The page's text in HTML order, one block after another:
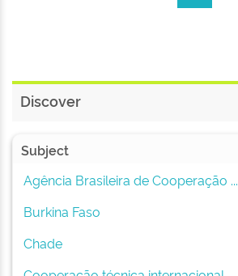
Discover
Subject
Agência Brasileira de Cooperação ...
Burkina Faso
Chade